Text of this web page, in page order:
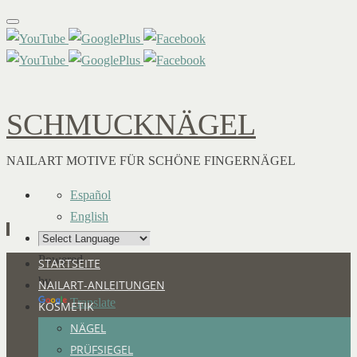
SCHMUCKNÄGEL
NAILART MOTIVE FÜR SCHÖNE FINGERNÄGEL
Español
English
Powered
by
Translate
Zum
Inhalt
springen
STARTSEITE
NAILART-ANLEITUNGEN
KOSMETIK
NÄGEL
PRÜFSIEGEL